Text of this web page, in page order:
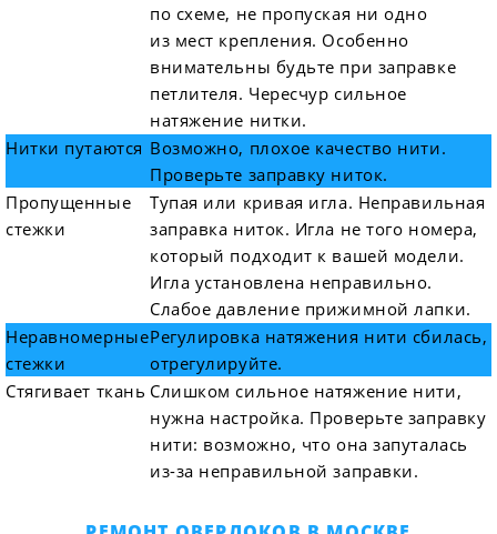
по схеме, не пропуская ни одно
из мест крепления. Особенно
внимательны будьте при заправке
петлителя. Чересчур сильное
натяжение нитки.
Нитки путаются Возможно, плохое качество нити.
Проверьте заправку ниток.
Пропущенные
стежки
Тупая или кривая игла. Неправильная
заправка ниток. Игла не того номера,
который подходит к вашей модели.
Игла установлена неправильно.
Слабое давление прижимной лапки.
Неравномерные
стежки
Регулировка натяжения нити сбилась,
отрегулируйте.
Стягивает ткань Слишком сильное натяжение нити,
нужна настройка. Проверьте заправку
нити: возможно, что она запуталась
из-за неправильной заправки.